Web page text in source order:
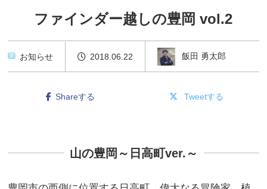
ファインダー越しの豊岡 vol.2
お知らせ 2018.06.22 飯田 勇太郎
Shareする Tweetする
山の豊岡～日高町ver.～